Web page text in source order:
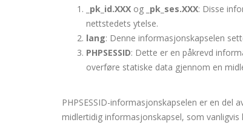
_pk_id.XXX og _pk_ses.XXX: Disse
nettstedets ytelse.
lang: Denne informasjonskapselen
PHPSESSID: Dette er en påkrevd
overføre statiske data gjennom en
PHPSESSID-informasjonskapselen er en
midlertidig informasjonskapsel, som